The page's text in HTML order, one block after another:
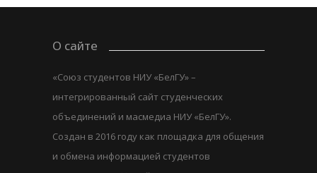
О сайте
«Союз студентов НИУ «БелГУ» –
интегрированный сайт студенческих
объединений и масмедиа НИУ «БелГУ».
Создан в 2016 году как площадка для общения
и обмена информацией студентов